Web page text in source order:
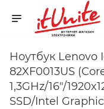
Ноутбук Lenovo
82XF0013US
1,3GHz/16"/
SSD/Intel